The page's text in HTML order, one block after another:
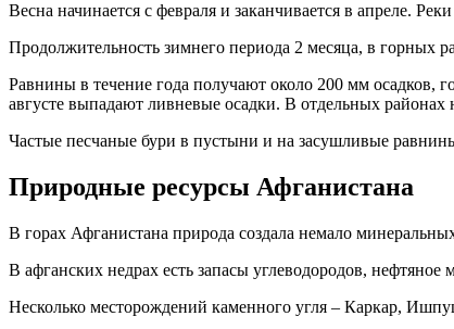
Весна начинается с февраля и заканчивается в апреле.
Продолжительность зимнего периода 2 месяца, в горных
Равнины в течение года получают около 200 мм осадков,
августе выпадают ливневые осадки. В отдельных
Частые песчаные бури в пустыни и на засушливые
Природные ресурсы Афганистана
В горах Афганистана природа создала немало
В афганских недрах есть запасы углеводородов,
Несколько месторождений каменного угля – Каркар,